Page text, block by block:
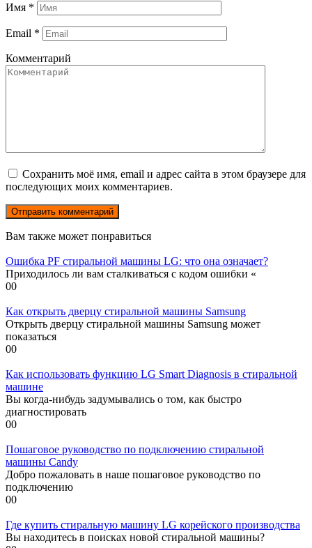
Имя *
Email *
Комментарий
Сохранить моё имя, email и адрес сайта в этом браузере для
последующих моих комментариев.
Вам также может понравиться
Ошибка PF стиральной машины LG: что она означает?
Приходилось ли вам сталкиваться с кодом ошибки «
00
Как открыть дверцу стиральной машины Samsung
Открыть дверцу стиральной машины Samsung может
показаться
00
Как использовать функцию LG Smart Diagnosis в стиральной
машине
Вы когда-нибудь задумывались о том, как быстро
диагностировать
00
Пошаговое руководство по подключению стиральной
машины Candy
Добро пожаловать в наше пошаговое руководство по
подключению
00
Где купить стиральную машину LG корейского производства
Вы находитесь в поисках новой стиральной машины?